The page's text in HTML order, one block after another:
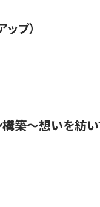
プ）
構築〜想いを紡